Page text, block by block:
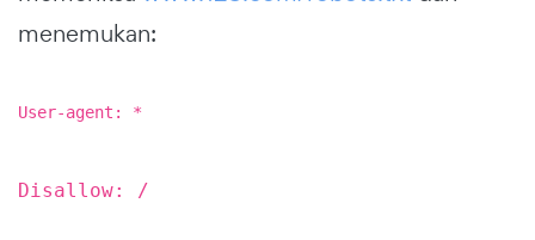
menemukan:
User-agent: *
Disallow: /